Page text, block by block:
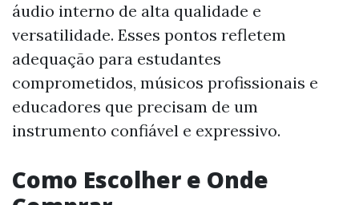
áudio interno de alta qualidade e
versatilidade. Esses pontos refletem
adequação para estudantes
comprometidos, músicos profissionais e
educadores que precisam de um
instrumento confiável e expressivo.
Como Escolher e Onde